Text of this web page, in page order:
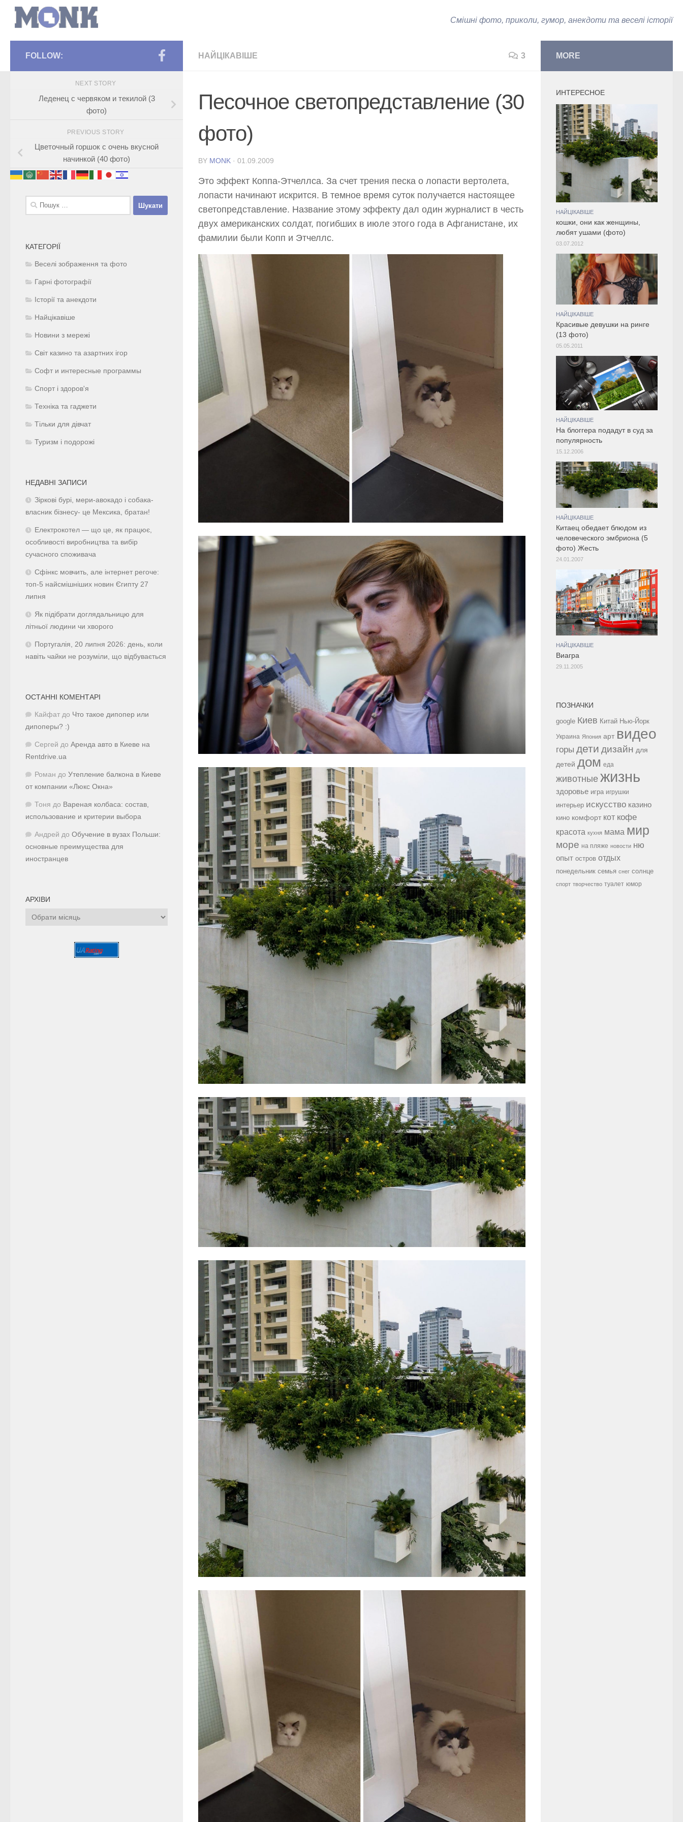
Смішні фото, приколи, гумор, анекдоти та веселі історії
НАЙЦІКАВІШЕ 3
Песочное светопредставление (30
фото)
BY MONK · 01.09.2009
Это эффект Коппа-Этчеллса. За счет трения песка о лопасти вертолета,
лопасти начинают искрится. В темное время суток получается настоящее
светопредставление. Название этому эффекту дал один журналист в честь
двух американских солдат, погибших в июле этого года в Афганистане, их
фамилии были Копп и Этчеллс.
FOLLOW:
NEXT STORY
Леденец с червяком и текилой (3
фото)
PREVIOUS STORY
Цветочный горшок с очень вкусной
начинкой (40 фото)
Пошук:
КАТЕГОРІЇ
Веселі зображення та фото
Гарні фотографії
Історії та анекдоти
Найцікавіше
Новини з мережі
Світ казино та азартних ігор
Софт и интересные программы
Спорт і здоров'я
Техніка та гаджети
Тільки для дівчат
Туризм і подорожі
НЕДАВНІ ЗАПИСИ
Зіркові бурі, мери-авокадо і собака-
власник бізнесу- це Мексика, братан!
Електрокотел — що це, як працює,
особливості виробництва та вибір
сучасного споживача
Сфінкс мовчить, але інтернет регоче:
топ-5 найсмішніших новин Єгипту 27
липня
Як підібрати доглядальницю для
літньої людини чи хворого
Португалія, 20 липня 2026: день, коли
навіть чайки не розуміли, що відбувається
ОСТАННІ КОМЕНТАРІ
Кайфат до Что такое дипопер или
дипоперы? :)
Сергей до Аренда авто в Киеве на
Rentdrive.ua
Роман до Утепление балкона в Киеве
от компании «Люкс Окна»
Тоня до Вареная колбаса: состав,
использование и критерии выбора
Андрей до Обучение в вузах Польши:
основные преимущества для
иностранцев
АРХІВИ
Архіви
MORE
ИНТЕРЕСНОЕ
НАЙЦІКАВІШЕ
кошки, они как женщины,
любят ушами (фото)
03.07.2012
НАЙЦІКАВІШЕ
Красивые девушки на ринге
(13 фото)
05.05.2011
НАЙЦІКАВІШЕ
На блоггера подадут в суд за
популярность
15.12.2006
НАЙЦІКАВІШЕ
Китаец обедает блюдом из
человеческого эмбриона (5
фото) Жесть
24.01.2007
НАЙЦІКАВІШЕ
Виагра
29.11.2005
ПОЗНАЧКИ
google Киев Китай Нью-Йорк
Украина Япония арт видео
горы дети дизайн для
детей дом еда
животные жизнь
здоровье игра игрушки
интерьер искусство казино
кино комфорт кот кофе
красота кухня мама мир
море на пляже новости ню
опыт остров отдых
понедельник семья снег солнце
спорт творчество туалет юмор